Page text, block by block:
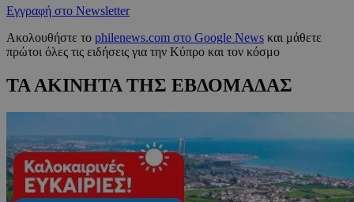
Εγγραφή στο Newsletter
Ακολουθήστε το philenews.com στο Google News και μάθετε
πρώτοι όλες τις ειδήσεις για την Κύπρο και τον κόσμο
ΤΑ ΑΚΙΝΗΤΑ ΤΗΣ ΕΒΔΟΜΑΔΑΣ